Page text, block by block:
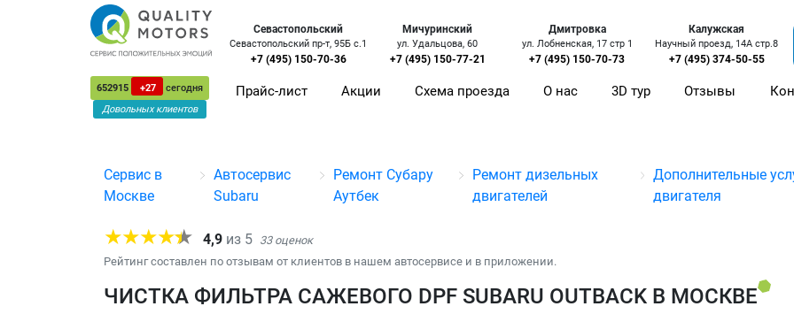
652915 +27
сегодня
Довольных клиентов
Севастопольский
Севастопольский пр-т, 95Б с.1
+7 (495) 150-70-36
Мичуринский
ул. Удальцова, 60
+7 (495) 150-77-21
Дмитровка
ул. Лобненская, 17 стр 1
+7 (495) 150-70-73
Калужская
Научный проезд, 14А стр.8
+7 (495) 374-50-55
Прайс-лист Акции Схема проезда О нас 3D тур Отзывы
Сервис в
Москве
Автосервис
Subaru
Ремонт Субару
Аутбек
Ремонт дизельных
двигателей
Дополнительные
двигателя
4,9 из 5 33оценок
Рейтинг составлен по отзывам от клиентов в нашем автосервисе и в приложении.
ЧИСТКА ФИЛЬТРА САЖЕВОГО DPF SUBARU OUTBACK В МОСКВЕ